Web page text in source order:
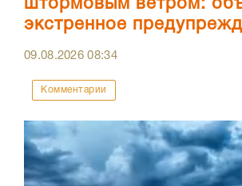
штормовым ветром:
экстренное
09.08.202608:34
Комментарии